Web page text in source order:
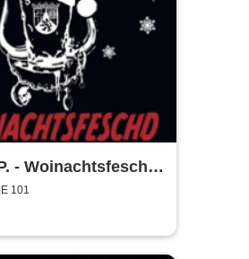
- Woinachtsfeschd
101